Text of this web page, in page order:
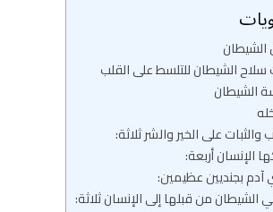
الشيطان للتلسط على القلب
الشيطان
على الخير والشر ثلاثة:
الإنسان أربعة:
آدم بجنديين عظيمين:
الشيطان من قبلها إلى الإنسان ثلاثة: